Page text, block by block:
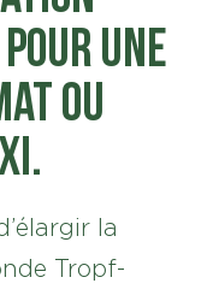
une
ou
la
Tropf-